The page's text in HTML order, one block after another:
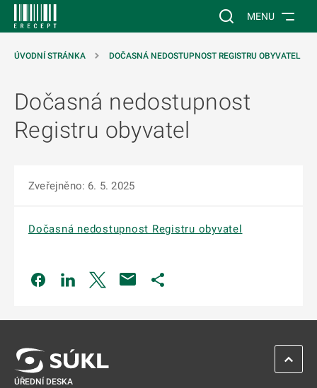
Vyhledávání na
MENU
ÚVODNÍ STRÁNKA DOČASNÁ NEDOSTUPNOST REGISTRU OBYVATEL
Dočasná nedostupnost
Registru obyvatel
Zveřejněno: 6. 5. 2025
Dočasná nedostupnost Registru obyvatel
Odkaz se otevře na nové kartě
Odkaz se otevře na nové kartě
Odkaz se otevře na nové kartě
ÚŘEDNÍ DESKA
ZPĚT